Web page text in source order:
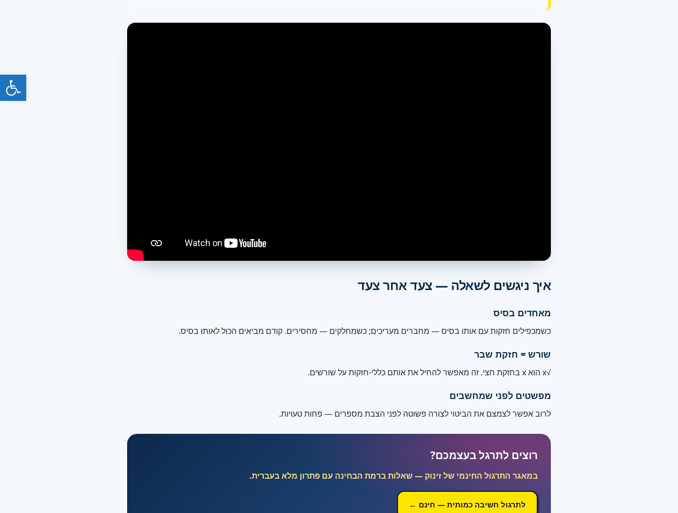
פתח סרגל נגישות
איך ניגשים לשאלה — צעד אחר צעד
מאחדים בסיס
כשמכפילים חזקות עם אותו בסיס — מחברים מעריכים; כשמחלקים — מחסירים. קודם מביאים הכול לאותו בסיס.
שורש = חזקת שבר
√x הוא x בחזקת חצי. זה מאפשר להחיל את אותם כללי-חזקות על שורשים.
מפשטים לפני שמחשבים
לרוב אפשר לצמצם את הביטוי לצורה פשוטה לפני הצבת מספרים — פחות טעויות.
רוצים לתרגל בעצמכם?
במאגר התרגול החינמי של זינוק — שאלות ברמת הבחינה עם פתרון מלא בעברית.
לתרגול חשיבה כמותית — חינם ←